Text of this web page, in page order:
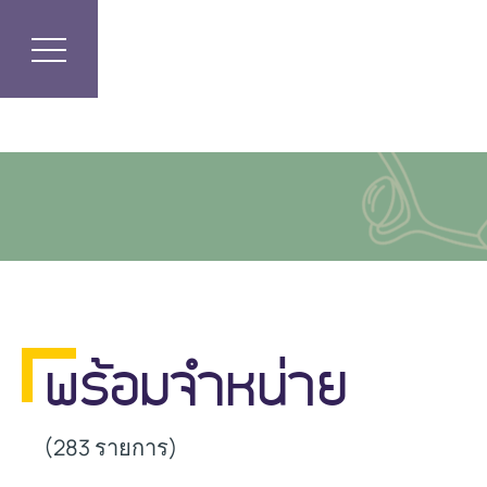
พร้อมจำหน่าย
(283 รายการ)